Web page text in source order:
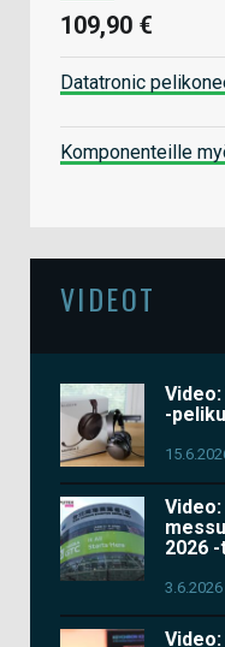
109,90 €
Datatronic
Komponenteille
VIDEOT
-
2026
3.6.2026